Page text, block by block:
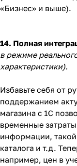
«Бизнес» и выше).
14. Полная
в режиме
характеристики).
Избавьте себя от
поддержанием
магазина с 1С
временные
информации,
каталога и т.д.
например, цен в